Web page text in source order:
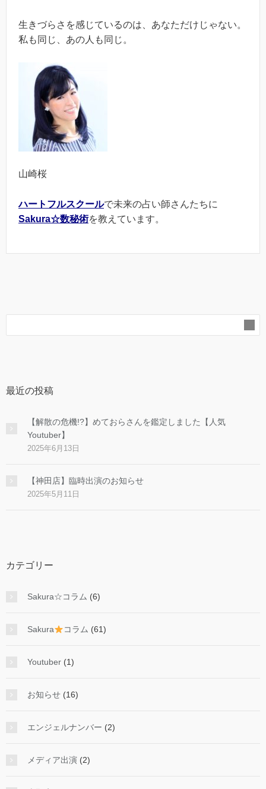
生きづらさを感じているのは、あなただけじゃない。
私も同じ、あの人も同じ。
山崎桜
ハートフルスクールで未来の占い師さんたちに
Sakura☆数秘術を教えています。
最近の投稿
【解散の危機!?】めておらさんを鑑定しました【人気
Youtuber】
2025年6月13日
【神田店】臨時出演のお知らせ
2025年5月11日
カテゴリー
Sakura☆コラム (6)
Sakura コラム (61)
Youtuber (1)
お知らせ (16)
エンジェルナンバー (2)
メディア出演 (2)